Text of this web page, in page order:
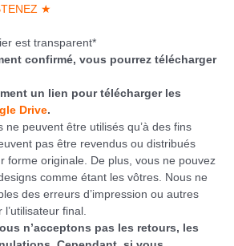
★
est transparent*
confirmé, vous pourrez télécharger
un lien pour télécharger les
Drive.
ne peuvent être utilisés qu’à des fins
pas être revendus ou distribués
forme originale. De plus, vous ne pouvez
comme étant les vôtres. Nous ne
des erreurs d’impression ou autres
final.
n’acceptons pas les retours, les